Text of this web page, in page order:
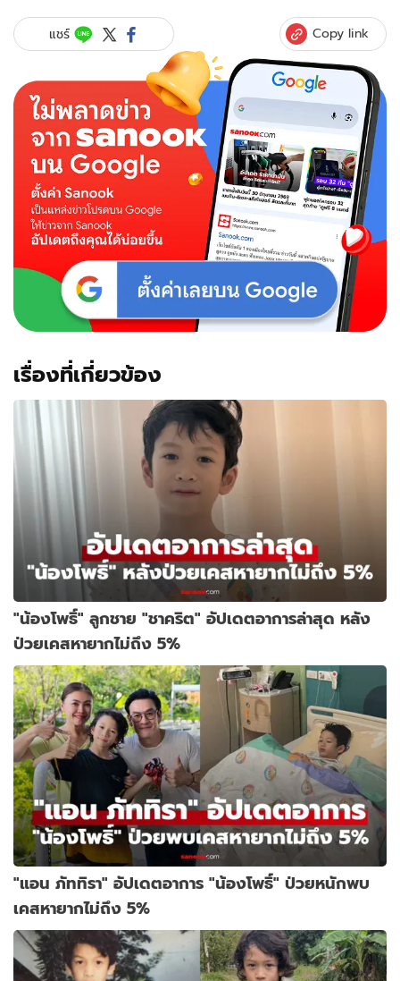
แชร์ Copy link
เรื่องที่เกี่ยวข้อง
"น้องโพธิ์" ลูกชาย "ชาคริต" อัปเดตอาการล่าสุด หลัง
ป่วยเคสหายากไม่ถึง 5%
"แอน ภัททิรา" อัปเดตอาการ "น้องโพธิ์" ป่วยหนักพบ
เคสหายากไม่ถึง 5%